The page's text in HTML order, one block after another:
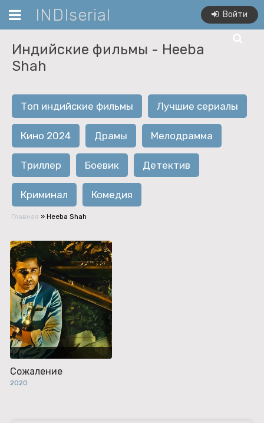
INDIserial Войти
Индийские фильмы - Heeba
Shah
Топ индийские фильмы Лучшие сериалы
Кино 2024 Драмы Мелодрамма
Триллер Боевик Детектив
Криминал Комедия
Главная » Heeba Shah
Сожаление
2020